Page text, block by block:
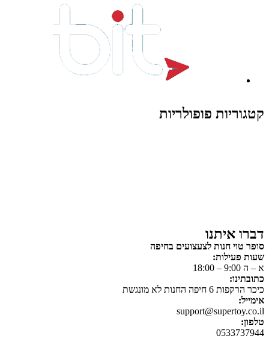
קטגוריות פופולריות
דברו איתנו
סופר טוי חנות לצעצועים בחיפה
שעות פעילות:
א – ה 9:00 – 18:00
כתובתינו:
כיכר הרקפות 6 חיפה החנות לא מונגשת
אימייל:
support@supertoy.co.il
טלפון:
0533737944